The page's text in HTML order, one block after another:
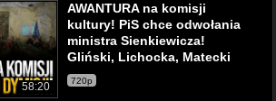
58:20
AWANTURA na komisji
kultury! PiS chce odwołania
ministra Sienkiewicza!
Gliński, Lichocka, Matecki
720p